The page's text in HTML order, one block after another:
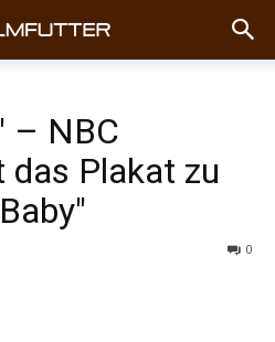
– NBC
Plakat zu
0